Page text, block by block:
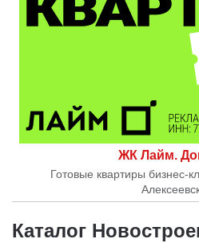
ЖК Лайм.
Готовые квартиры бизнес-
Каталог